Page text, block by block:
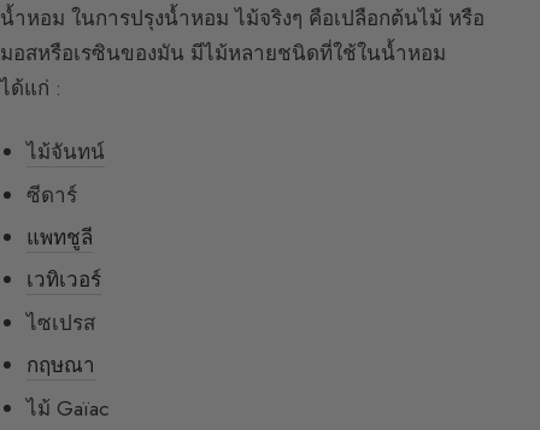
น้ำหอม ในการปรุงน้ำหอม ไม้จริงๆ คือเปลือกต้นไม้ หรือ
มอสหรือเรซินของมัน มีไม้หลายชนิดที่ใช้ในน้ำหอม
ได้แก่ :
ไม้จันทน์
ซีดาร์
แพทชูลี
เวทิเวอร์
ไซเปรส
กฤษณา
ไม้ Gaïac